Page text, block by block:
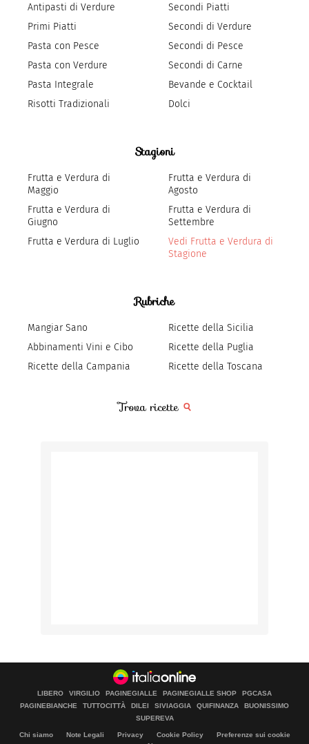
Antipasti di Verdure
Primi Piatti
Pasta con Pesce
Pasta con Verdure
Pasta Integrale
Risotti Tradizionali
Secondi Piatti
Secondi di Verdure
Secondi di Pesce
Secondi di Carne
Bevande e Cocktail
Dolci
Stagioni
Frutta e Verdura di
Maggio
Frutta e Verdura di
Giugno
Frutta e Verdura di Luglio
Frutta e Verdura di
Agosto
Frutta e Verdura di
Settembre
Vedi Frutta e Verdura di
Stagione
Rubriche
Mangiar Sano
Abbinamenti Vini e Cibo
Ricette della Campania
Ricette della Sicilia
Ricette della Puglia
Ricette della Toscana
Trova ricette
LIBERO VIRGILIO PAGINEGIALLE PAGINEGIALLE SHOP
PGCASA
PAGINEBIANCHE
TUTTOCITTÀ DILEI SIVIAGGIA QUIFINANZA
BUONISSIMO
SUPEREVA
Chi siamo Note Legali Privacy Cookie Policy
Preferenze sui cookie